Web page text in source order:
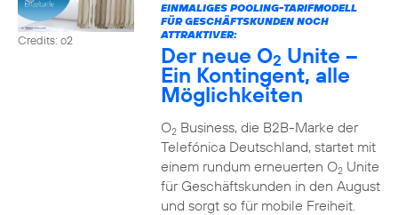
Credits: o2
EINMALIGES POOLING-TARIFMODELL
FÜR GESCHÄFTSKUNDEN NOCH
ATTRAKTIVER:
Der neue O2 Unite –
Ein Kontingent, alle
Möglichkeiten
O2Business, die B2B-Marke der
Telefónica Deutschland, startet mit
einem rundum erneuerten O2Unite
für Geschäftskunden in den August
und sorgt so für mobile Freiheit.